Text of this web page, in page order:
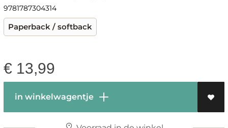
9781787304314
Paperback / softback
€ 13,99
in winkelwagentje